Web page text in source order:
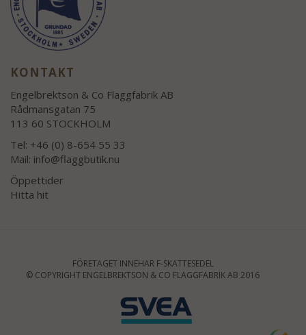
KONTAKT
Engelbrektson & Co Flaggfabrik AB
Rådmansgatan 75
113 60 STOCKHOLM
Tel: +46 (0) 8-654 55 33
Mail: info@flaggbutik.nu
Öppettider
Hitta hit
FÖRETAGET INNEHAR F-SKATTESEDEL
© COPYRIGHT ENGELBREKTSON & CO FLAGGFABRIK AB 2016